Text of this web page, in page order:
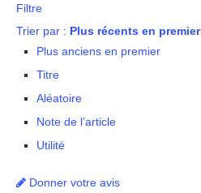
Filtre
Trier par : Plus récents en premier
Plus anciens en premier
Titre
Aléatoire
Note de l’article
Utilité
Donner votre avis